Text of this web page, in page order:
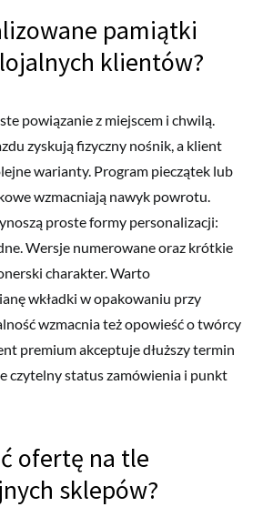
pamiątki
klientów?
powiązanie z miejscem i chwilą.
zyskują fizyczny nośnik, a klient
warianty. Program pieczątek lub
wzmacniają nawyk powrotu.
proste formy personalizacji:
Wersje numerowane oraz krótkie
charakter. Warto
wkładki w opakowaniu przy
wzmacnia też opowieść o twórcy
premium akceptuje dłuższy termin
czytelny status zamówienia i punkt
ofertę na tle
sklepów?